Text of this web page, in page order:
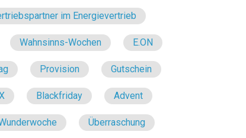
im Energievertrieb
Wahnsinns-Wochen E.ON
Provision Gutschein
Blackfriday Advent
Überraschung